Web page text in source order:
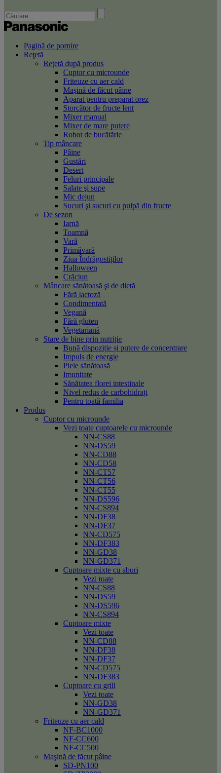
Pagină de pornire
Reţetă
Reţetă după produs
Cuptor cu microunde
Friteuze cu aer cald
Maşină de făcut pâine
Aparat pentru preparat orez
Storcător de fructe lent
Mixer manual
Mixer de mare putere
Robot de bucătărie
Tip mâncare
Pâine
Gustări
Desert
Feluri principale
Salate şi supe
Mic dejun
Sucuri şi sucuri cu pulpă din fructe
De sezon
Iarnă
Toamnă
Vară
Primăvară
Ziua Îndrăgostiților
Halloween
Crăciun
Mâncare sănătoasă şi de dietă
Fără lactoză
Condimentată
Vegană
Fără gluten
Vegetariană
Stare de bine prin nutriție
Bună dispoziție și putere de concentrare
Impuls de energie
Piele sănătoasă
Imunitate
Sănătatea florei intestinale
Nivel redus de carbohidrați
Pentru toată familia
Produs
Cuptor cu microunde
Vezi toate cuptoarele cu microunde
NN-CS88
NN-DS59
NN-CD88
NN-CD58
NN-CT57
NN-CT56
NN-CT55
NN-DS596
NN-CS894
NN-DF38
NN-DF37
NN-CD575
NN-DF383
NN-GD38
NN-GD371
Cuptoare mixte cu aburi
Vezi toate
NN-CS88
NN-DS59
NN-DS596
NN-CS894
Cuptoare mixte
Vezi toate
NN-CD88
NN-DF38
NN-DF37
NN-CD575
NN-DF383
Cuptoare cu grill
Vezi toate
NN-GD38
NN-GD371
Friteuze cu aer cald
NF-BC1000
NF-CC600
NF-CC500
Maşină de făcut pâine
SD-PN100